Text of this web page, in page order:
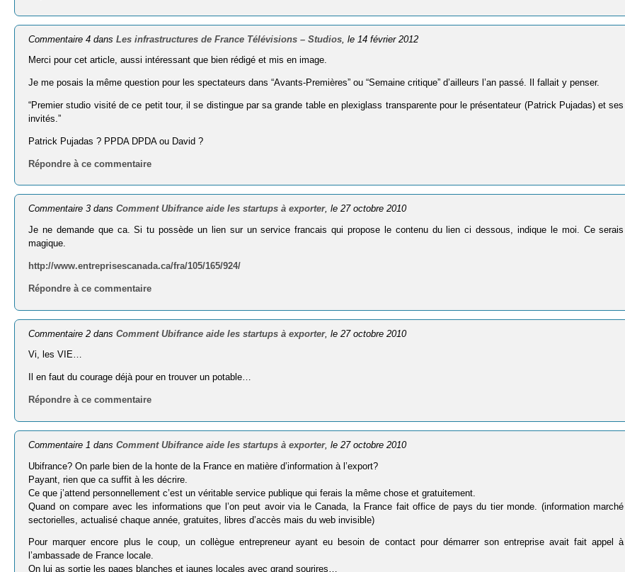
Commentaire 4 dansLes infrastructures de France Télévisions – Studios , le 14 février 2012
Merci pour cet article, aussi intéressant que bien rédigé et mis en image.
Je me posais la même question pour les spectateurs dans “Avants-Premières” ou “Semaine critique” d’ailleurs l’an passé. Il fallait y penser.
“Premier studio visité de ce petit tour, il se distingue par sa grande table en plexiglass transparente pour le présentateur (Patrick Pujadas) et ses
invités.”
Patrick Pujadas ? PPDA DPDA ou David ?
Répondre à ce commentaire
Commentaire 3 dansComment Ubifrance aide les startups à exporter, le 27 octobre 2010
Je ne demande que ca. Si tu possède un lien sur un service francais qui propose le contenu du lien ci dessous, indique le moi. Ce serais
magique.
http://www.entreprisescanada.ca/fra/105/165/924/
Répondre à ce commentaire
Commentaire 2 dansComment Ubifrance aide les startups à exporter, le 27 octobre 2010
Vi, les VIE…
Il en faut du courage déjà pour en trouver un potable…
Répondre à ce commentaire
Commentaire 1 dansComment Ubifrance aide les startups à exporter, le 27 octobre 2010
Ubifrance? On parle bien de la honte de la France en matière d’information à l’export?
Payant, rien que ca suffit à les décrire.
Ce que j’attend personnellement c’est un véritable service publique qui ferais la même chose et gratuitement.
Quand on compare avec les informations que l’on peut avoir via le Canada, la France fait office de pays du tier monde. (information marché
sectorielles, actualisé chaque année, gratuites, libres d’accès mais du web invisible)
Pour marquer encore plus le coup, un collègue entrepreneur ayant eu besoin de contact pour démarrer son entreprise avait fait appel à
l’ambassade de France locale.
On lui as sortie les pages blanches et jaunes locales avec grand sourires…